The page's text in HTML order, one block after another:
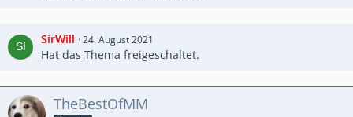
SirWill 24. August 2021
Hat das Thema freigeschaltet.
TheBestOfMM